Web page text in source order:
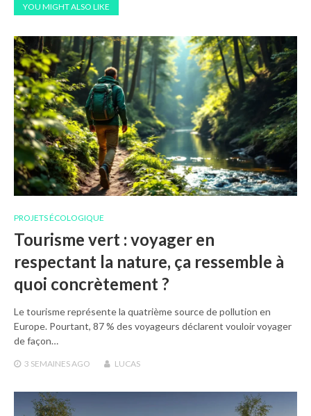
YOU MIGHT ALSO LIKE
PROJETS ÉCOLOGIQUE
Tourisme vert : voyager en
respectant la nature, ça ressemble à
quoi concrètement ?
Le tourisme représente la quatrième source de pollution en
Europe. Pourtant, 87 % des voyageurs déclarent vouloir voyager
de façon…
3 SEMAINES AGO LUCAS